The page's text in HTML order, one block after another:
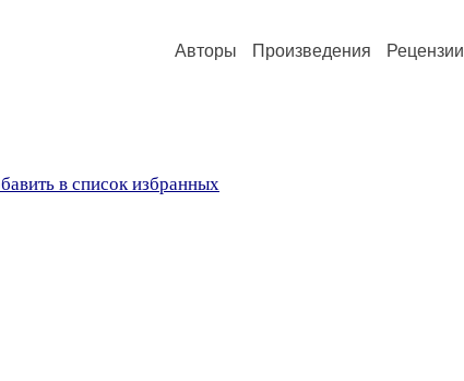
Авторы Произведения Рецензии
в список избранных